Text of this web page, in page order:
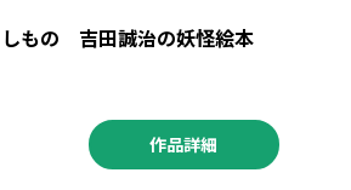
しもの 吉田誠治の妖怪絵本
作品詳細